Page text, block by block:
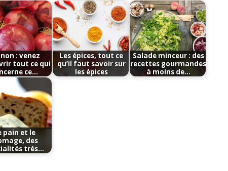
: venez
tout ce qui
ce…
Les épices, tout ce
qu’il faut savoir sur
les épices
Salade minceur : des
recettes gourmandes
à moins de…
pain et le
des
très…